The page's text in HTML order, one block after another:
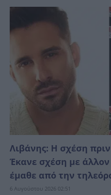
Λιβάνης: Η σχέση
Έκανε σχέση με άλλον
έμαθε από την
6 Αυγούστου 2026 02:51